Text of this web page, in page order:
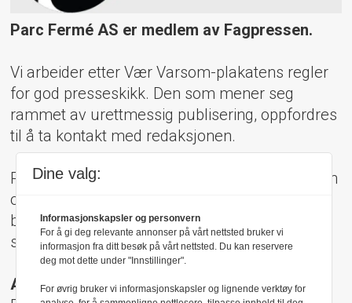
Parc Fermé AS er medlem av Fagpressen.
Vi arbeider etter Vær Varsom-plakatens regler
for god presseskikk. Den som mener seg
rammet av urettmessig publisering, oppfordres
til å ta kontakt med redaksjonen.
Pressens Faglige Utvalg (PFU) er et klageorgan
oppnevnt av Norsk Presseforbund som
behandler klager mot mediene i presseetiske
spørsmål.
Adresse:
Dine valg:
Informasjonskapsler og personvern
For å gi deg relevante annonser på vårt nettsted bruker vi
informasjon fra ditt besøk på vårt nettsted. Du kan reservere
deg mot dette under "Innstillinger".
For øvrig bruker vi informasjonskapsler og lignende verktøy for